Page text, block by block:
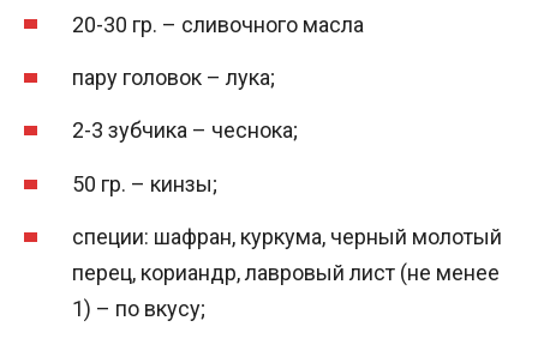
20-30 гр. – сливочного масла
пару головок – лука;
2-3 зубчика – чеснока;
50 гр. – кинзы;
специи: шафран, куркума, черный молотый
перец, кориандр, лавровый лист (не менее
1) – по вкусу;